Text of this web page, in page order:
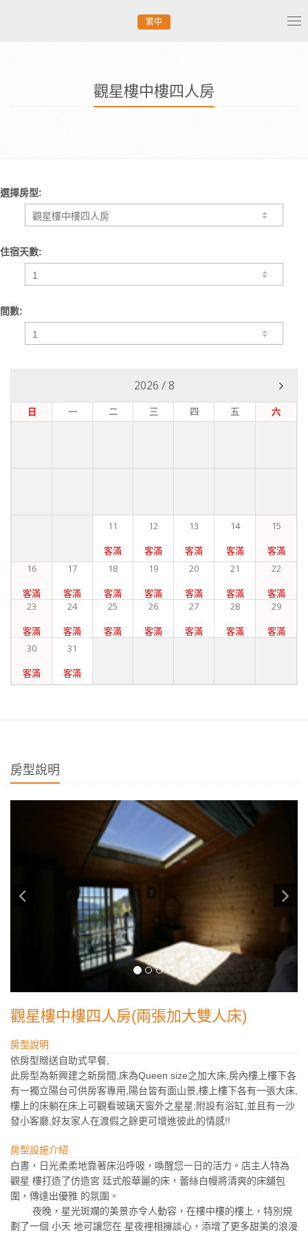
繁中
觀星樓中樓四人房
選擇房型:
住宿天數:
間數:
2026 /8
日 一 二 三 四 五 六
11
客滿
12
客滿
13
客滿
14
客滿
15
客滿
16
客滿
17
客滿
18
客滿
19
客滿
20
客滿
21
客滿
22
客滿
23
客滿
24
客滿
25
客滿
26
客滿
27
客滿
28
客滿
29
客滿
30
客滿
31
客滿
房型說明
觀星樓中樓四人房(兩張加大雙人床)
房型說明
依房型贈送自助式早餐,
此房型為新興建之新房間,床為Queen size之加大床,房內樓上樓下各
有一獨立陽台可供房客專用,陽台皆有面山景,樓上樓下各有一張大床,
樓上的床躺在床上可觀看玻璃天窗外之星星;附設有浴缸,並且有一沙
發小客廳,好友家人在渡假之餘更可增進彼此的情感!!
房型設施介紹
白晝，日光柔柔地靠著床沿呼吸，喚醒您一日的活力。店主人特為
觀星 樓打造了仿造宮 廷式般華麗的床，蕾絲白幔將清爽的床舖包
圍，傳達出優雅 的氛圍。
夜晚，星光斑斕的美景亦令人動容，在樓中樓的樓上，特別規
劃了一個 小天 地可讓您在 星夜裡相擁談心，添增了更多甜美的浪漫